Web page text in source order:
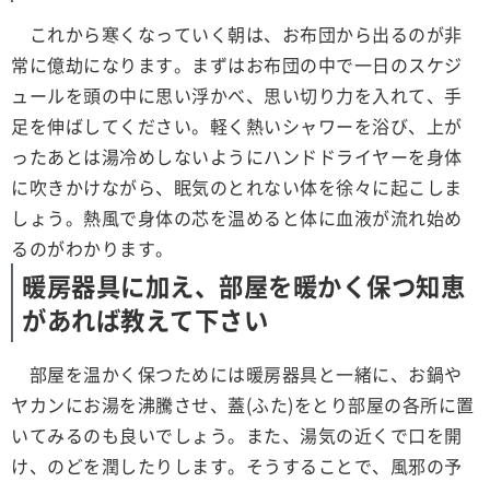
これから寒くなっていく朝は、お布団から出るのが非
常に億劫になります。まずはお布団の中で一日のスケジ
ュールを頭の中に思い浮かべ、思い切り力を入れて、手
足を伸ばしてください。軽く熱いシャワーを浴び、上が
ったあとは湯冷めしないようにハンドドライヤーを身体
に吹きかけながら、眠気のとれない体を徐々に起こしま
しょう。熱風で身体の芯を温めると体に血液が流れ始め
るのがわかります。
暖房器具に加え、部屋を暖かく保つ知恵
があれば教えて下さい
部屋を温かく保つためには暖房器具と一緒に、お鍋や
ヤカンにお湯を沸騰させ、蓋(ふた)をとり部屋の各所に置
いてみるのも良いでしょう。また、湯気の近くで口を開
け、のどを潤したりします。そうすることで、風邪の予